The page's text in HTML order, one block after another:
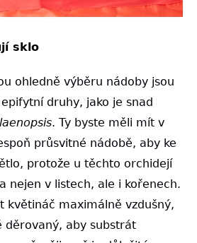
sklo
ohledně výběru nádoby jsou
epifytní druhy, jako je snad
. Ty byste měli mít v
průsvitné nádobě, aby ke
protože u těchto orchidejí
nejen v listech, ale i kořenech.
květináč maximálně vzdušný,
děrovaný, aby substrát